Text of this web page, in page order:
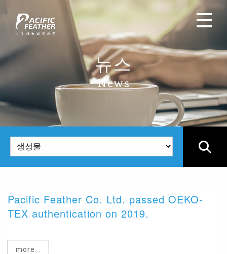
뉴스
News
Pacific Feather Co. Ltd. passed OEKO-
TEX authentication on 2019.
more...